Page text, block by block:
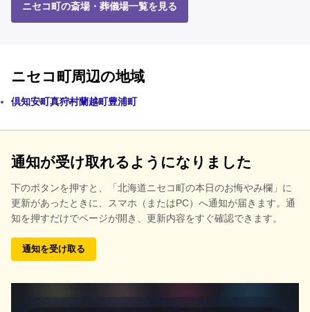
ニセコ町の斎場・葬儀場一覧を見る
ニセコ町周辺の地域
倶知安町真狩村蘭越町豊浦町
通知が受け取れるようになりました
下のボタンを押すと、
「北海道ニセコ町の本日のお悔やみ欄」に
更新があったときに、スマホ（またはPC）へ通知が届きます。通
知を押すだけでページが開き、更新内容をすぐ確認できます。
通知を受け取る